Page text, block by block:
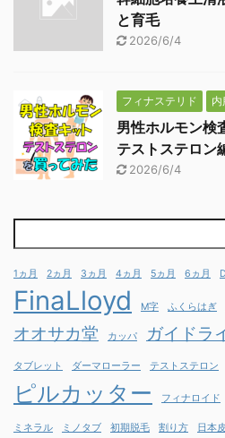
と育毛
2026/6/4
フィナステリド 内
男性ホルモン検
テストステロン
2026/6/4
1ヵ月 2ヵ月 3ヵ月 4ヵ月 5ヵ月 6ヵ月
FinaLloyd M字 ふくらはぎ
オオサカ堂 カッパ ガイドラ
タブレット ダーマローラー テストステロン
ピルカッター フィナロイド
ミネラル ミノタブ 初期脱毛 割り方 日本